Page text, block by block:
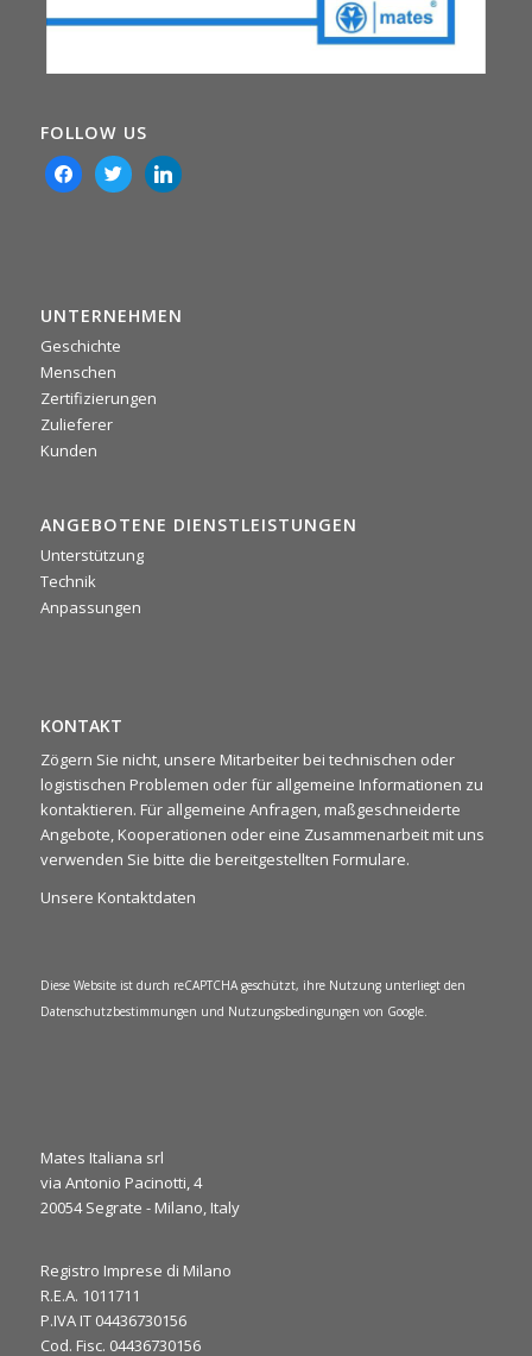
0
·Mi. 16 Juli, 2025
📌 La scorsa settimana si è tenuto il nostro meeting
per condividere idee, allinearci sugli obiettivi e ritrovarci
rafforzando lo spirito di squadra 🤝
0 1 Twitter
·Do. 6 März, 2025
It’s the final day at JEC World 2025! ⏳
We’re here to discuss your needs and explore how our
FOLLOW US
facebooktwitterlinkedin
UNTERNEHMEN
Geschichte
Menschen
Zertifizierungen
Zulieferer
Kunden
ANGEBOTENE DIENSTLEISTUNGEN
Unterstützung
Technik
Anpassungen
KONTAKT
Zögern Sie nicht, unsere Mitarbeiter bei technischen oder
logistischen Problemen oder für allgemeine Informationen zu
kontaktieren. Für allgemeine Anfragen, maßgeschneiderte
Angebote, Kooperationen oder eine Zusammenarbeit mit uns
verwenden Sie bitte die bereitgestellten Formulare.
Unsere Kontaktdaten
Diese Website ist durch reCAPTCHA geschützt, ihre Nutzung unterliegt den
Datenschutzbestimmungen und Nutzungsbedingungen von Google.
Mates Italiana srl
via Antonio Pacinotti, 4
20054 Segrate - Milano, Italy
Registro Imprese di Milano
R.E.A. 1011711
P.IVA IT 04436730156
Cod. Fisc. 04436730156